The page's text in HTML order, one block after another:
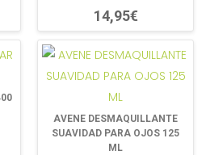
14,95€
AVENE DESMAQUILLANTE
SUAVIDAD PARA OJOS 125
ML